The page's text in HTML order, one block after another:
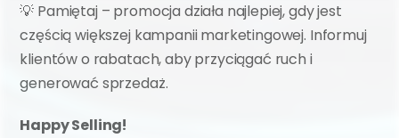
💡 Pamiętaj – promocja działa najlepiej, gdy jest
częścią większej kampanii marketingowej. Informuj
klientów o rabatach, aby przyciągać ruch i
generować sprzedaż.
Happy Selling!